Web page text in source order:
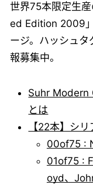
世界75本限定生
ed Edition 2009
ージ。ハッシュタ
報募集中。
Suhr Modern
とは
【22本】シ
00of75 :
01of75 :
oyd、